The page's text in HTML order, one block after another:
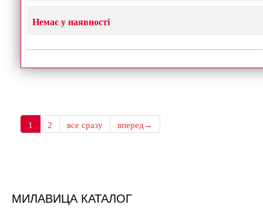
Немає у наявності
1 2 все сразу вперед→
МИЛАВИЦА КАТАЛОГ